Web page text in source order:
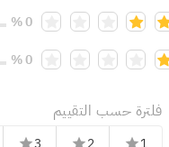
0 %
0 %
فلترة حسب التقييم
star
star
star